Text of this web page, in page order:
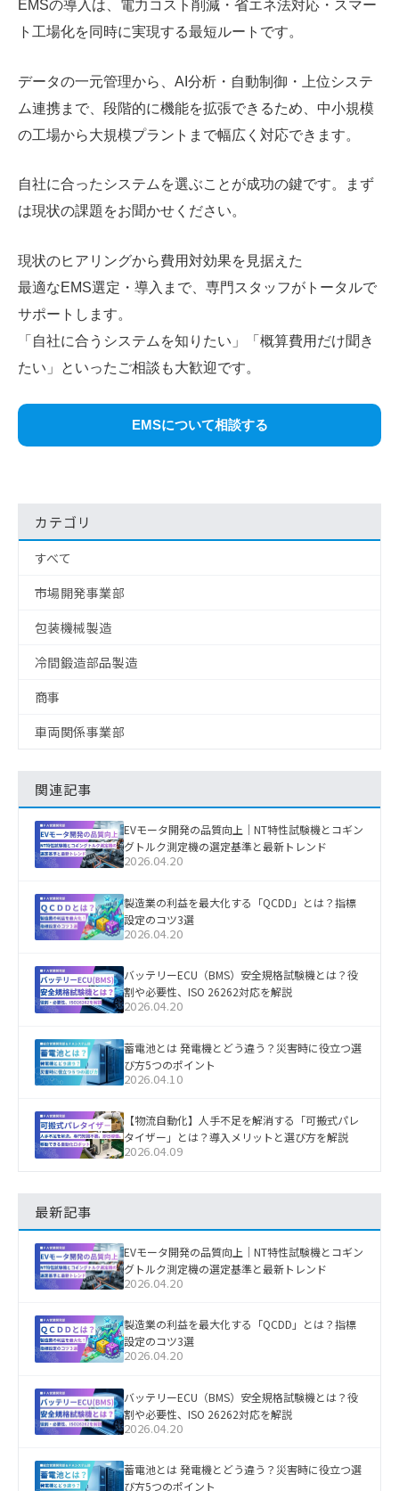
EMSの導入は、電力コスト削減・省エネ法対応・スマー
ト工場化を同時に実現する最短ルートです。
データの一元管理から、AI分析・自動制御・上位システ
ム連携まで、段階的に機能を拡張できるため、中小規模
の工場から大規模プラントまで幅広く対応できます。
自社に合ったシステムを選ぶことが成功の鍵です。まず
は現状の課題をお聞かせください。
現状のヒアリングから費用対効果を見据えた
最適なEMS選定・導入まで、専門スタッフがトータルで
サポートします。
「自社に合うシステムを知りたい」「概算費用だけ聞き
たい」といったご相談も大歓迎です。
EMSについて相談する
カテゴリ
すべて
市場開発事業部
包装機械製造
冷間鍛造部品製造
商事
車両関係事業部
関連記事
EVモータ開発の品質向上｜NT特性試験機とコギン
グトルク測定機の選定基準と最新トレンド
2026.04.20
製造業の利益を最大化する「QCDD」とは？指標
設定のコツ3選
2026.04.20
バッテリーECU（BMS）安全規格試験機とは？役
割や必要性、ISO 26262対応を解説
2026.04.20
蓄電池とは 発電機とどう違う？災害時に役立つ選
び方5つのポイント
2026.04.10
【物流自動化】人手不足を解消する「可搬式パレ
タイザー」とは？導入メリットと選び方を解説
2026.04.09
最新記事
EVモータ開発の品質向上｜NT特性試験機とコギン
グトルク測定機の選定基準と最新トレンド
2026.04.20
製造業の利益を最大化する「QCDD」とは？指標
設定のコツ3選
2026.04.20
バッテリーECU（BMS）安全規格試験機とは？役
割や必要性、ISO 26262対応を解説
2026.04.20
蓄電池とは 発電機とどう違う？災害時に役立つ選
び方5つのポイント